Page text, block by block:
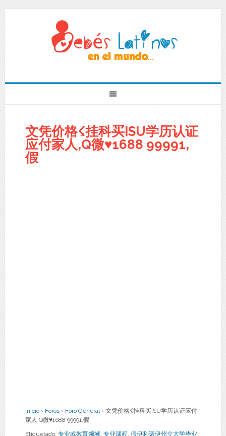
文凭价格☇挂科买ISU学历认证
应付家人,Q微♥1688 99991,
假
Inicio › Foros › Foro General › 文凭价格☇挂科买ISU学历认证应付
家人,Q微♥1688 99991,假
Etiquetado: 专业或教育领域, 专业课程, 假伊利诺伊州立大学毕业